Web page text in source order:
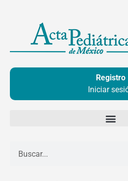
contenido
Registro
Iniciar